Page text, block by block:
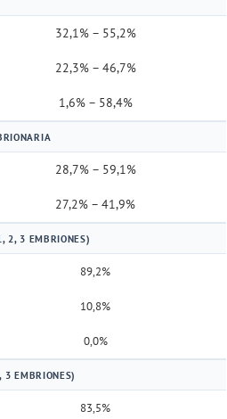
32,1% – 55,2%
22,3% – 46,7%
1,6% – 58,4%
28,7% – 59,1%
27,2% – 41,9%
2, 3 EMBRIONES)
89,2%
10,8%
0,0%
3 EMBRIONES)
83,5%